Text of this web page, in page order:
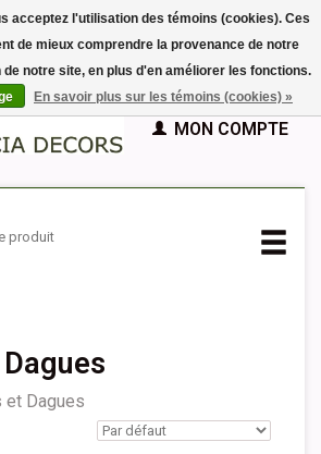
EUR
GBPFrançais
Nederlands
Español
PANIER (€0,00)
MON COMPTE
et Dagues
acceptez l'utilisation des témoins (cookies). Ces
de mieux comprendre la provenance de notre
notre site, en plus d'en améliorer les fonctions.
En savoir plus sur les témoins (cookies) »